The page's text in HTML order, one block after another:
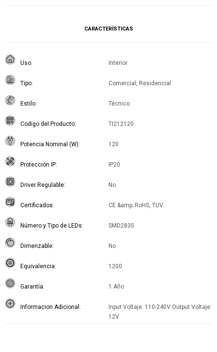
CARACTERÍSTICAS
Uso Interior
Tipo Comercial, Residencial
Estilo Técnico
Codigo del Producto TI212120
Potencia Nominal (W) 120
Protección IP IP20
Driver Regulable No
Certificados CE &amp; RoHS, TUV
Número y Tipo de LEDs SMD2835
Dimerizable No
Equivalencia 1200
Garantía 1 Año
Informacion Adicional
Input Voltaje: 110-240V Output Voltaje:
12V